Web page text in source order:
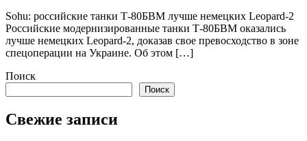
Sohu: российские танки Т-80БВМ лучше немецких Leopard-2
Российские модернизированные танки Т-80БВМ оказались
лучше немецких Leopard-2, доказав свое превосходство в зоне
спецоперации на Украине. Об этом […]
Поиск
Поиск
Свежие записи